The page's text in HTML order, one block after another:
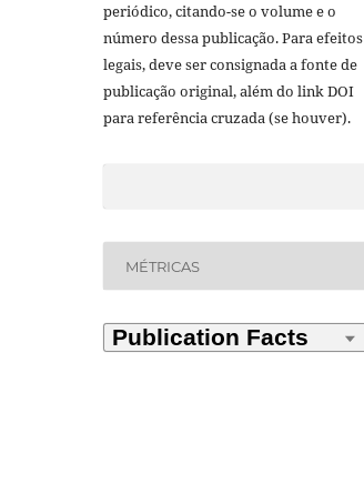
periódico, citando-se o volume e o
número dessa publicação. Para efeitos
legais, deve ser consignada a fonte de
publicação original, além do link DOI
para referência cruzada (se houver).
MÉTRICAS